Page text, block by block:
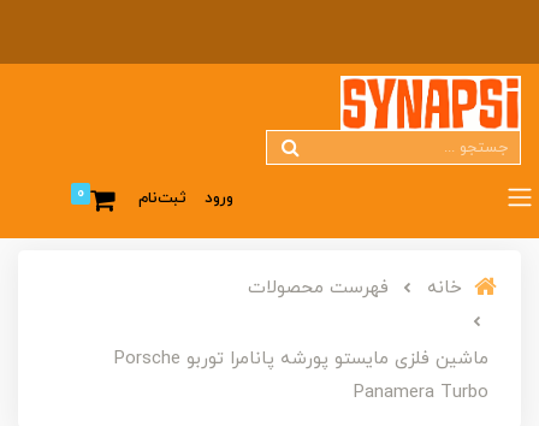
ورود ثبت‌نام 0
خانه فهرست محصولات
ماشین فلزی مایستو پورشه پانامرا توربو Porsche
Panamera Turbo